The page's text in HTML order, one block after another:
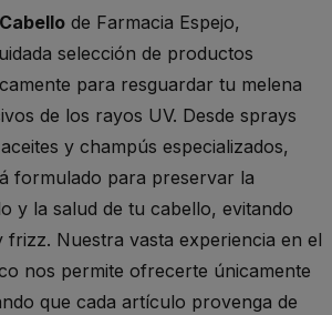
de Farmacia Espejo,
selección de productos
para resguardar tu melena
de los rayos UV. Desde sprays
y champús especializados,
formulado para preservar la
y la salud de tu cabello, evitando
frizz. Nuestra vasta experiencia en el
nos permite ofrecerte únicamente
que cada artículo provenga de